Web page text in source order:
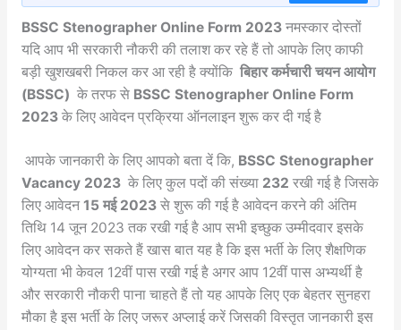
BSSC Stenographer Online Form 2023 नमस्कार दोस्तों
यदि आप भी सरकारी नौकरी की तलाश कर रहे हैं तो आपके लिए काफी
बड़ी खुशखबरी निकल कर आ रही है क्योंकि बिहार कर्मचारी चयन आयोग
(BSSC) के तरफ से BSSC Stenographer Online Form
2023के लिए आवेदन प्रक्रिया ऑनलाइन शुरू कर दी गई है
आपके जानकारी के लिए आपको बता दें कि, BSSC Stenographer
Vacancy 2023 के लिए कुल पदों की संख्या 232 रखी गई है जिसके
लिए आवेदन15 मई 2023से शुरू की गई है आवेदन करने की अंतिम
तिथि 14 जून 2023 तक रखी गई है आप सभी इच्छुक उम्मीदवार इसके
लिए आवेदन कर सकते हैं खास बात यह है कि इस भर्ती के लिए शैक्षणिक
योग्यता भी केवल 12वीं पास रखी गई है अगर आप 12वीं पास अभ्यर्थी है
और सरकारी नौकरी पाना चाहते हैं तो यह आपके लिए एक बेहतर सुनहरा
मौका है इस भर्ती के लिए जरूर अप्लाई करें जिसकी विस्तृत जानकारी इस